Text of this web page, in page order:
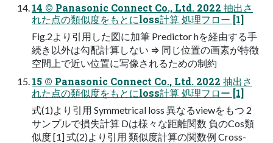
14 ©️ Panasonic Connect Co., Ltd. 2022 抽出さ
れた点の類似度をもとにloss計算 処理フロー [1]
Fig.2より引用した図に加筆 Predictor hを経由する手
続き以外は勾配計算しない ⇒ 同じ位置の画素が特徴
空間上で近い位置に写像されるための制約
15 ©️ Panasonic Connect Co., Ltd. 2022 抽出さ
れた点の類似度をもとにloss計算 処理フロー [1]
式(1)より引用 Symmetrical loss 異なるviewをもつ 2
サンプルで損失計算 Dは様々な距離関数 負のCos類
似度 [1] 式(2)より引用 類似度計算の関数例 Cross-